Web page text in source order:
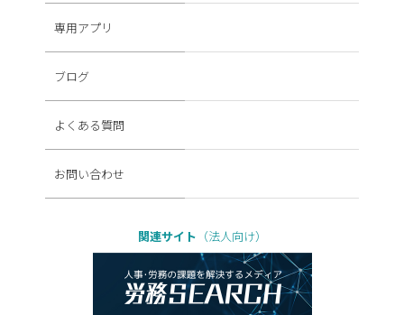
専用アプリ
ブログ
よくある質問
お問い合わせ
関連サイト （法人向け）